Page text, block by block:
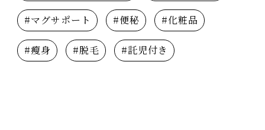
#マグサポート #便秘 #化粧品
#瘦身 #脱毛 #託児付き